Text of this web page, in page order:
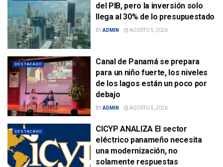
del PIB, pero la inversión solo
llega al 30% de lo presupuestado
BYADMIN AGOSTO 5, 2026
DESTACADO
Canal de Panamá se prepara
para un niño fuerte, los niveles
de los lagos están un poco por
debajo
BYADMIN AGOSTO 5, 2026
DESTACADO
CICYP ANALIZA El sector
eléctrico panameño necesita
una modernización, no
solamente respuestas